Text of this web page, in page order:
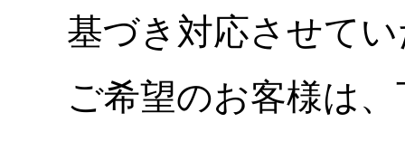
基づき対応させて
ご希望のお客様は